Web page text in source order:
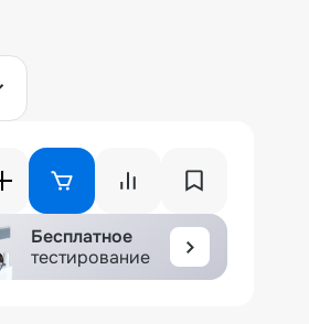
Бесплатное
тестирование